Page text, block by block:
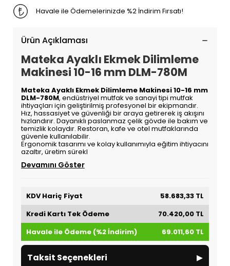
Havale ile Ödemelerinizde %2 İndirim Fırsatı!
Ürün Açıklaması
Mateka Ayaklı Ekmek Dilimleme
Makinesi 10-16 mm DLM-780M
Mateka Ayaklı Ekmek Dilimleme Makinesi 10-16 mm
DLM-780M, endüstriyel mutfak ve sanayi tipi mutfak
ihtiyaçları için geliştirilmiş profesyonel bir ekipmandır.
Hız, hassasiyet ve güvenliği bir araya getirerek iş akışını
hızlandırır. Dayanıklı paslanmaz çelik gövde ile bakım ve
temizlik kolaydır. Restoran, kafe ve otel mutfaklarında
güvenle kullanılabilir.
Ergonomik tasarımı ve kolay kullanımıyla eğitim ihtiyacını
azaltır, üretim sürekl
Devamını Göster
KDV Hariç Fiyat
58.683,33 TL
Kredi Kartı Tek Ödeme
70.420,00 TL
Havale ile Ödeme (%2 İndirim)
69.011,60 TL
Taksit Seçenekleri ▸